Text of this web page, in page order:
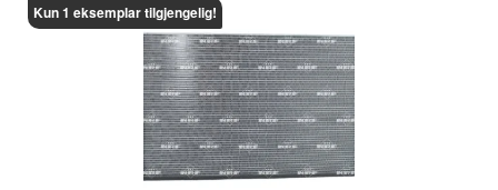
Kun 1 eksemplar tilgjengelig!